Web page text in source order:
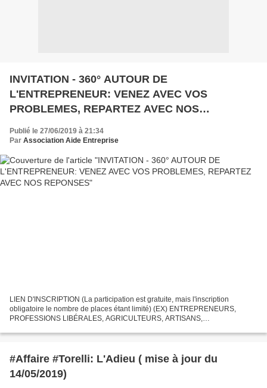
INVITATION - 360° AUTOUR DE
L'ENTREPRENEUR: VENEZ AVEC VOS
PROBLEMES, REPARTEZ AVEC NOS
Publié le 27/06/2019 à 21:34
Par Association Aide Entreprise
LIEN D'INSCRIPTION (La participation est gratuite, mais l'inscription
obligatoire le nombre de places étant limité) (EX) ENTREPRENEURS,
PROFESSIONS LIBÉRALES, AGRICULTEURS, ARTISANS,
INVITATION A LA...
#Affaire #Torelli: L'Adieu ( mise à jour du
14/05/2019)